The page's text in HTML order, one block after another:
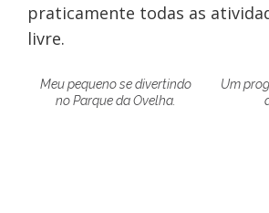
praticamente todas as
livre.
Meu pequeno se divertindo
no Parque da Ovelha.
Um